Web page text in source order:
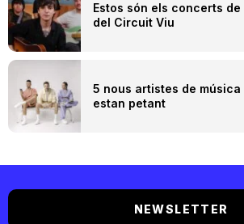
Estos són els concerts
del Circuit Viu
5 nous artistes de
estan petant
NEWSLETTER